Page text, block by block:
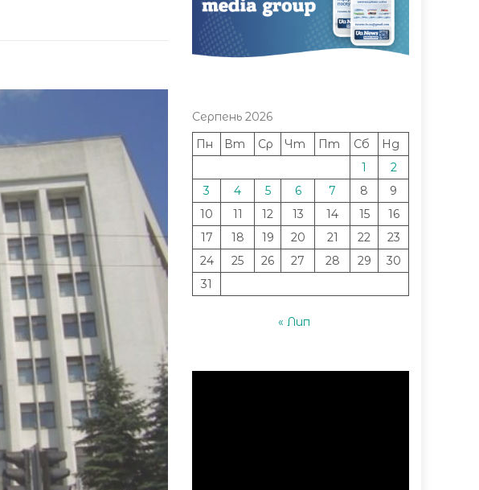
Серпень 2026
Пн
Вт Ср Чт Пт Сб
Нд
1
2
3
4 5 6 7 8
9
10
11 12 13 14 15
16
17
18 19 20 21 22
23
24
25 26 27 28 29
30
31
« Лип